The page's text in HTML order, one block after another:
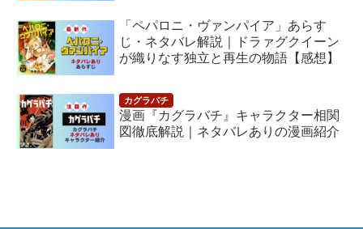
「ペパロニ・ヴァンパイア」あらす
じ・ネタバレ解説｜ドラァグクイーン
が織りなす独立と再生の物語【感想】
漫画『カグラバチ』キャラクター相関
図徹底解説｜ネタバレありの漫画紹介